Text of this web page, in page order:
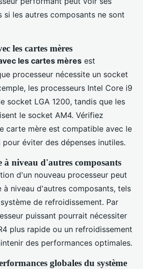
si les autres composants ne sont
les cartes mères
les cartes mères est
processeur nécessite un socket
les processeurs Intel Core i9
socket LGA 1200, tandis que les
le socket AM4. Vérifiez
carte mère est compatible avec le
éviter des dépenses inutiles.
à niveau d'autres composants
d'un nouveau processeur peut
à niveau d'autres composants, tels
de refroidissement. Par
puissant pourrait nécessiter
plus rapide ou un refroidissement
des performances optimales.
globales du système